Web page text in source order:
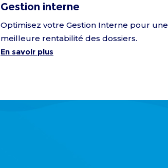
Gestion interne
Optimisez votre Gestion Interne pour une
meilleure rentabilité des dossiers.
En savoir plus